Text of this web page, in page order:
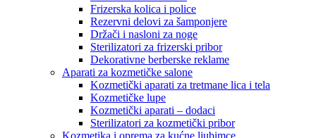
Frizerska kolica i police
Rezervni delovi za šamponjere
Držači i nasloni za noge
Sterilizatori za frizerski pribor
Dekorativne berberske reklame
Aparati za kozmetičke salone
Kozmetički aparati za tretmane lica i tela
Kozmetičke lupe
Kozmetički aparati – dodaci
Sterilizatori za kozmetički pribor